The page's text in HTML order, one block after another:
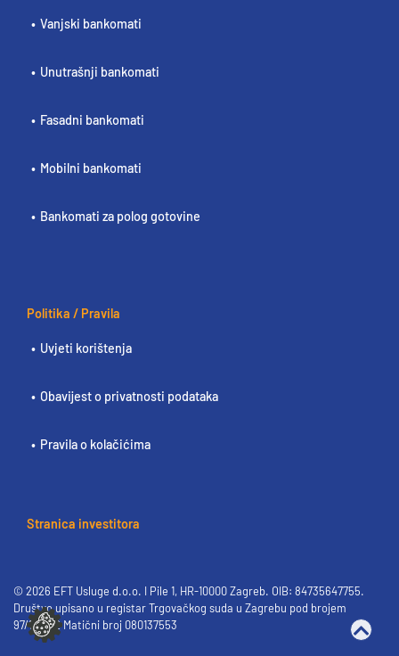
Vanjski bankomati
Unutrašnji bankomati
Fasadni bankomati
Mobilni bankomati
Bankomati za polog gotovine
Politika / Pravila
Uvjeti korištenja
Obavijest o privatnosti podataka
Pravila o kolačićima
Stranica investitora
© 2026 EFT Usluge d.o.o. I Pile 1, HR-10000 Zagreb. OIB: 84735647755.
Društvo upisano u registar Trgovačkog suda u Zagrebu pod brojem
97/1397-2 Matični broj 080137553